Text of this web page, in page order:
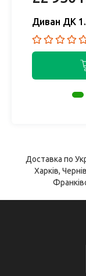
Диван ДК
Доставка по
Харків,